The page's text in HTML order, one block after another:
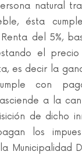
natural
ésta
del 5%,
el
es decir la
con
a la
de dicho
los
Municipalidad